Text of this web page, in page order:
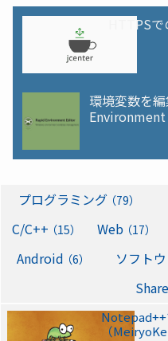
HTTPS
環境変数を
プログラミング （79）
C/C++ （15） Web （17）
Android （6） ソフト
Notepad++
（